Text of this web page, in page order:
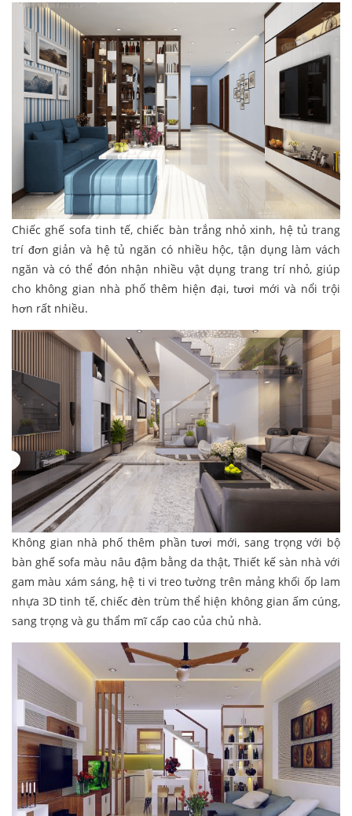
Chiếc ghế sofa tinh tế, chiếc bàn trắng nhỏ xinh, hệ tủ trang
trí đơn giản và hệ tủ ngăn có nhiều hộc, tận dụng làm vách
ngăn và có thể đón nhận nhiều vật dụng trang trí nhỏ, giúp
cho không gian nhà phố thêm hiện đại, tươi mới và nổi trội
hơn rất nhiều.
Không gian nhà phố thêm phần tươi mới, sang trọng với bộ
bàn ghế sofa màu nâu đậm bằng da thật, Thiết kế sàn nhà với
gam màu xám sáng, hệ ti vi treo tường trên mảng khối ốp lam
nhựa 3D tinh tế, chiếc đèn trùm thể hiện không gian ấm cúng,
sang trọng và gu thẩm mĩ cấp cao của chủ nhà.